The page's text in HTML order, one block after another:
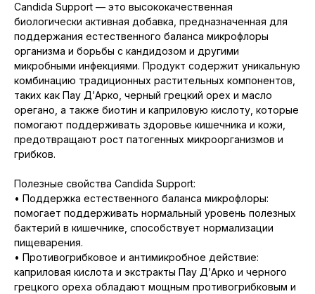
Candida Support — это высококачественная
биологически активная добавка, предназначенная для
поддержания естественного баланса микрофлоры
организма и борьбы с кандидозом и другими
микробными инфекциями. Продукт содержит уникальную
комбинацию традиционных растительных компонентов,
таких как Пау Д’Арко, черный грецкий орех и масло
орегано, а также биотин и каприловую кислоту, которые
помогают поддерживать здоровье кишечника и кожи,
предотвращают рост патогенных микроорганизмов и
грибков.
Полезные свойства Candida Support:
• Поддержка естественного баланса микрофлоры:
помогает поддерживать нормальный уровень полезных
бактерий в кишечнике, способствует нормализации
пищеварения.
• Противогрибковое и антимикробное действие:
каприловая кислота и экстракты Пау Д’Арко и черного
грецкого ореха обладают мощным противогрибковым и